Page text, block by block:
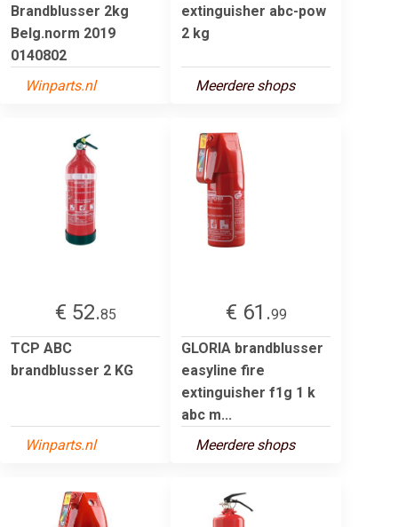
Brandblusser 2kg
Belg.norm 2019
0140802
Winparts.nl
extinguisher abc-pow
2 kg
Meerdere shops
€ 52.85
TCP ABC
brandblusser 2 KG
Winparts.nl
€ 61.99
GLORIA brandblusser
easyline fire
extinguisher f1g 1 k
abc m...
Meerdere shops